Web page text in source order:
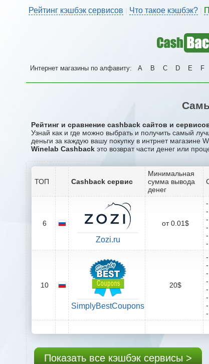
Рейтинг кэшбэк сервисов Что такое кэшбэк?
Интернет магазины по алфавиту: A B C D E F
Рейтинг и сравнение cashback сайтов и
Узнай как и где можно выбрать и получить самый
деньги за каждую вашу покупку в интрнет магазине
Winelab Cashback это возврат части денег или
ТОП Cashback сервис
Минимальная
сумма вывода
денег
6
Zozi.ru
от 0.01$
10
SimplyBestCoupons
20$
Показать все кэшбэк сервисы >